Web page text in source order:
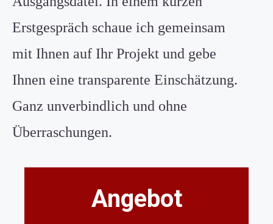
Erstgespräch schaue ich gemeinsam
mit Ihnen auf Ihr Projekt und gebe
Ihnen eine transparente Einschätzung.
Ganz unverbindlich und ohne
Überraschungen.
Angebot